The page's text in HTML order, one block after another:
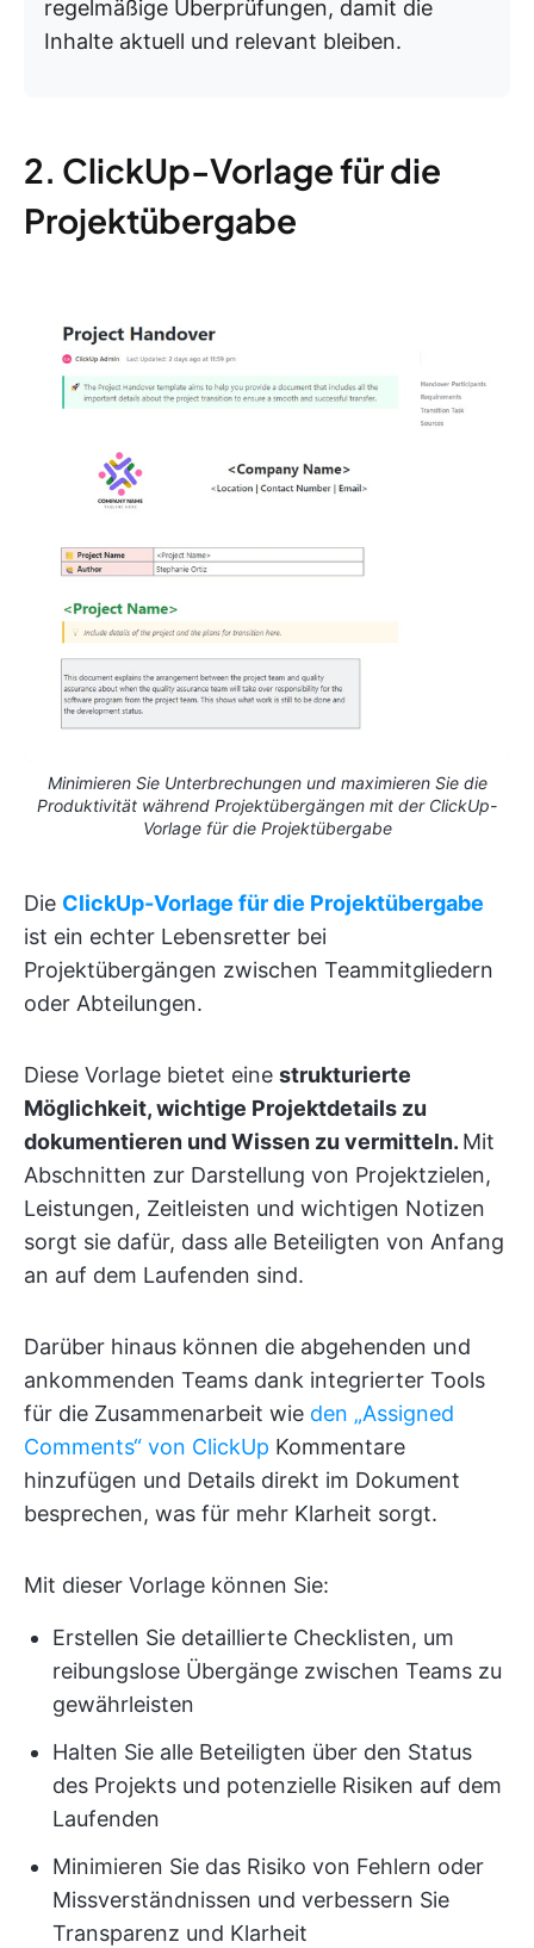
regelmäßige Überprüfungen, damit die
Inhalte aktuell und relevant bleiben.
2. ClickUp-Vorlage für die
Projektübergabe
Minimieren Sie Unterbrechungen und maximieren Sie die
Produktivität während Projektübergängen mit der ClickUp-
Vorlage für die Projektübergabe
Die ClickUp-Vorlage für die Projektübergabe
ist ein echter Lebensretter bei
Projektübergängen zwischen Teammitgliedern
oder Abteilungen.
Diese Vorlage bietet eine strukturierte
Möglichkeit, wichtige Projektdetails zu
dokumentieren und Wissen zu vermitteln. Mit
Abschnitten zur Darstellung von Projektzielen,
Leistungen, Zeitleisten und wichtigen Notizen
sorgt sie dafür, dass alle Beteiligten von Anfang
an auf dem Laufenden sind.
Darüber hinaus können die abgehenden und
ankommenden Teams dank integrierter Tools
für die Zusammenarbeit wie den „Assigned
Comments“ von ClickUp Kommentare
hinzufügen und Details direkt im Dokument
besprechen, was für mehr Klarheit sorgt.
Mit dieser Vorlage können Sie:
Erstellen Sie detaillierte Checklisten, um
reibungslose Übergänge zwischen Teams zu
gewährleisten
Halten Sie alle Beteiligten über den Status
des Projekts und potenzielle Risiken auf dem
Laufenden
Minimieren Sie das Risiko von Fehlern oder
Missverständnissen und verbessern Sie
Transparenz und Klarheit